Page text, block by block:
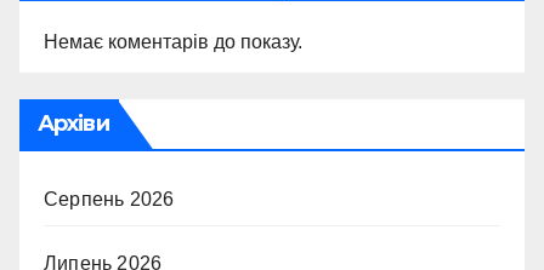
Немає коментарів до показу.
Архіви
Серпень 2026
Липень 2026